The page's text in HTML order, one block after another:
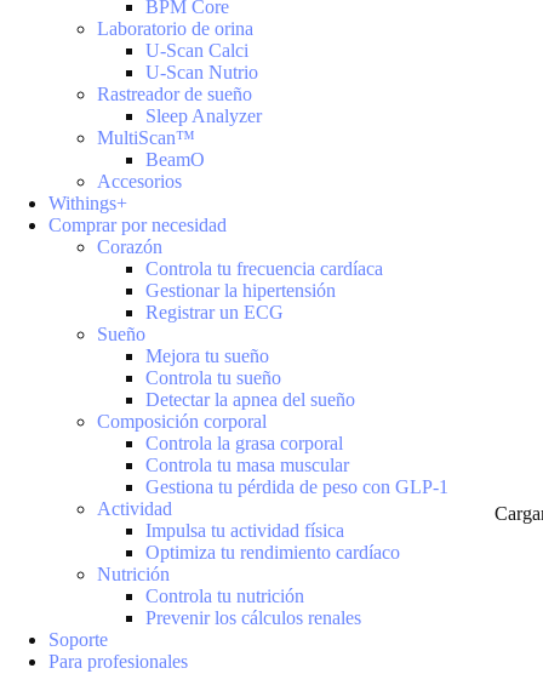
BPM Core
Laboratorio de orina
U-Scan Calci
U-Scan Nutrio
Rastreador de sueño
Sleep Analyzer
MultiScan™
BeamO
Accesorios
Withings+
Comprar por necesidad
Corazón
Controla tu frecuencia cardíaca
Gestionar la hipertensión
Registrar un ECG
Sueño
Mejora tu sueño
Controla tu sueño
Detectar la apnea del sueño
Composición corporal
Controla la grasa corporal
Controla tu masa muscular
Gestiona tu pérdida de peso con GLP-1
Actividad
Impulsa tu actividad física
Optimiza tu rendimiento cardíaco
Nutrición
Controla tu nutrición
Prevenir los cálculos renales
Soporte
Para profesionales